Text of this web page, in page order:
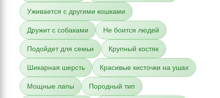
Уживается с другими кошками
Дружит с собаками Не боится людей
Подойдет для семьи Крупный костяк
Шикарная шерсть Красивые кисточки на ушах
Мощные лапы Породный тип